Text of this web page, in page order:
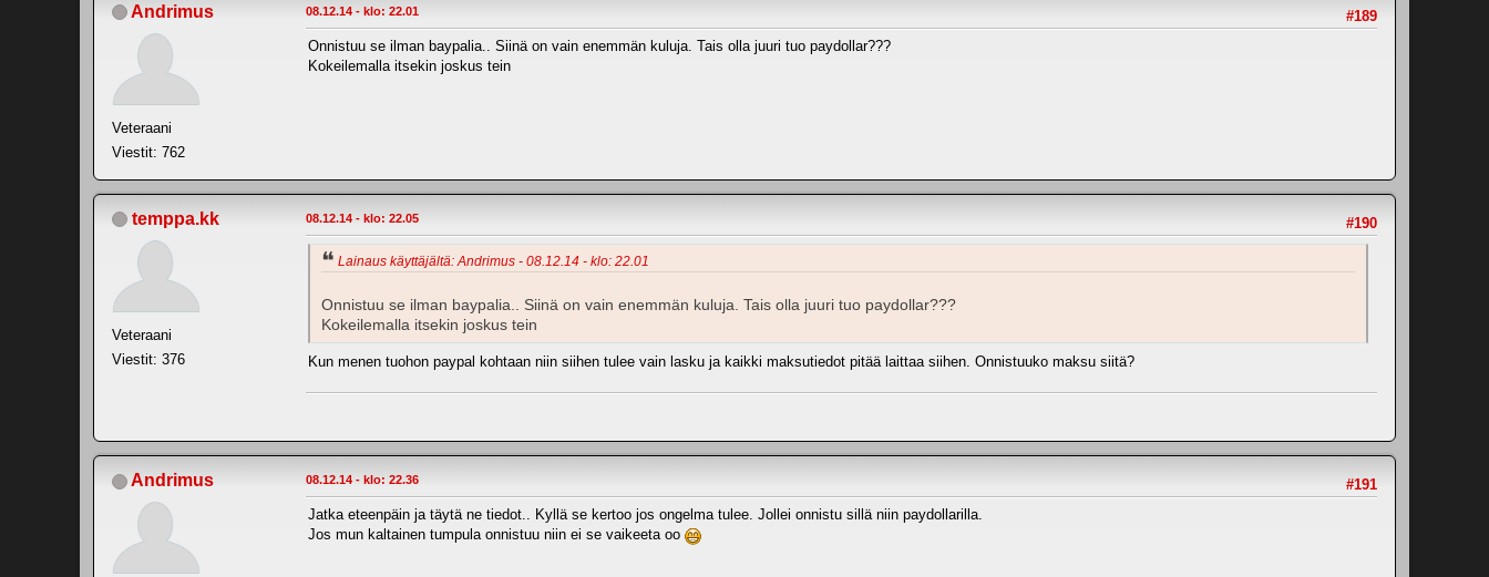
Andrimus
Veteraani
Viestit: 762
#189
08.12.14 - klo: 22.01
Onnistuu se ilman baypalia.. Siinä on vain enemmän kuluja. Tais olla juuri tuo paydollar???
Kokeilemalla itsekin joskus tein
temppa.kk
Veteraani
Viestit: 376
#190
08.12.14 - klo: 22.05
Lainaus käyttäjältä: Andrimus - 08.12.14 - klo: 22.01
Onnistuu se ilman baypalia.. Siinä on vain enemmän kuluja. Tais olla juuri tuo paydollar???
Kokeilemalla itsekin joskus tein
Kun menen tuohon paypal kohtaan niin siihen tulee vain lasku ja kaikki maksutiedot pitää laittaa siihen. Onnistuuko maksu siitä?
Andrimus #191
08.12.14 - klo: 22.36
Jatka eteenpäin ja täytä ne tiedot.. Kyllä se kertoo jos ongelma tulee. Jollei onnistu sillä niin paydollarilla.
Jos mun kaltainen tumpula onnistuu niin ei se vaikeeta oo